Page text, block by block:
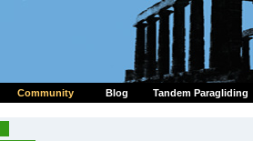
Community Blog Tandem Paragliding